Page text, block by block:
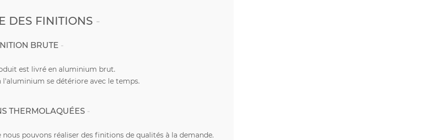
DES FINITIONS
BRUTE
est livré en aluminium brut.
se détériore avec le temps.
THERMOLAQUÉES
pouvons réaliser des finitions de qualités à la demande.